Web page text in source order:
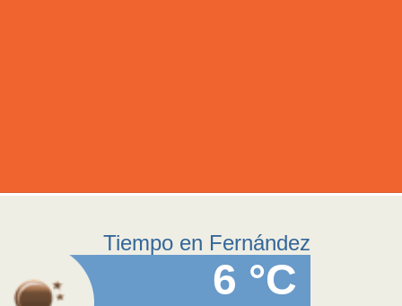
Tiempo en Fernández
6 °C